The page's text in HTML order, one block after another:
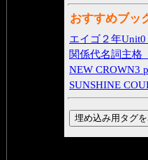
おすすめブッ
エイゴ２年Unit0
関係代名詞主
NEW CROWN3
SUNSHINE